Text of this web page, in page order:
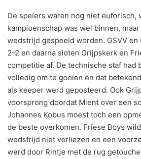
De spelers waren nog niet euforisch,
kampioenschap was wel binnen,
wedstrijd gespeeld worden. GSVV
2-2 en daarna sloten Grijpskerk en
competitie af. De technische staf had
volledig om te gooien en dat
als keeper werd geposteerd. Ook
voorsprong doordat Mient over een
Johannes Kobus moest toch een
de beste overkomen. Friese Boys
wedstrijd niet verliezen en een
werd door Rintje met de rug